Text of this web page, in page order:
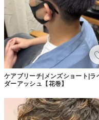
ケアブリーチ|メンズショート|ラ
ダーアッシュ【花巻】